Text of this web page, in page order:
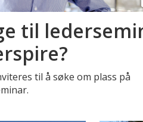
til
til å søke om plass på